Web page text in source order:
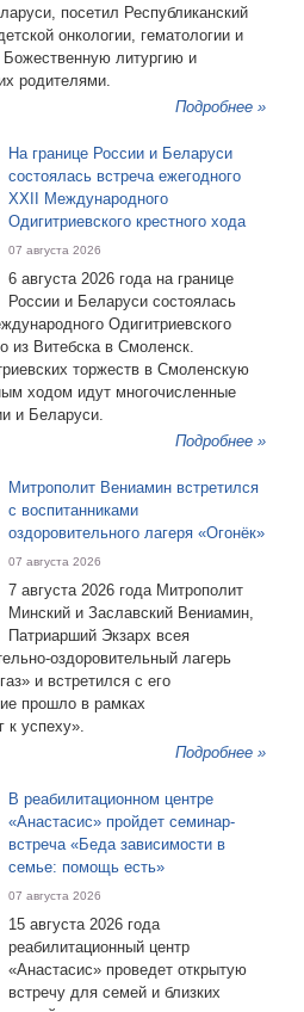
посетил Республиканский
онкологии, гематологии и
литургию и
родителями.
Подробнее »
На границе России и Беларуси
состоялась встреча ежегодного
XXII Международного
Одигитриевского крестного хода
07 августа 2026
6 августа 2026 года на границе
России и Беларуси состоялась
Одигитриевского
из Витебска в Смоленск.
торжеств в Смоленскую
ходом идут многочисленные
и Беларуси.
Подробнее »
Митрополит Вениамин встретился
с воспитанниками
оздоровительного лагеря «Огонёк»
07 августа 2026
7 августа 2026 года Митрополит
Минский и Заславский Вениамин,
Патриарший Экзарх всея
оздоровительный лагерь
и встретился с его
прошло в рамках
к успеху».
Подробнее »
В реабилитационном центре
«Анастасис» пройдет семинар-
встреча «Беда зависимости в
семье: помощь есть»
07 августа 2026
15 августа 2026 года
реабилитационный центр
«Анастасис» проведет открытую
встречу для семей и близких